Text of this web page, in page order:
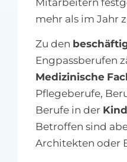
mehr als im Jahr
Zu den
Engpassberufen
Medizinische
Pflegeberufe,
Berufe in der
Betroffen sind
Architekten oder